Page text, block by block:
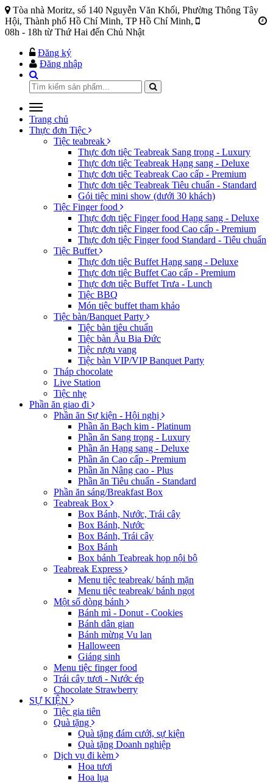
Tòa nhà Moritz, số 140 Nguyễn Văn Khối, Phường Thông Tây
Hội, Thành phố Hồ Chí Minh, TP Hồ Chí Minh,
08h - 18h từ Thứ Hai đến Chủ Nhật
Đăng ký
Đăng nhập
Trang chủ
Thực đơn Tiệc
Tiệc teabreak
Thực đơn tiệc Teabreak Sang trọng - Luxury
Thực đơn tiệc Teabreak Hạng sang - Deluxe
Thực đơn tiệc Teabreak Cao cấp - Premium
Thực đơn tiệc Teabreak Tiêu chuẩn - Standard
Gói tiệc mini show (dưới 30 khách)
Tiệc Finger food
Thực đơn tiệc Finger food Hạng sang - Deluxe
Thực đơn tiệc Finger food Cao cấp - Premium
Thực đơn tiệc Finger food Standard - Tiêu chuẩn
Tiệc Buffet
Thực đơn tiệc Buffet Hạng sang - Deluxe
Thực đơn tiệc Buffet Cao cấp - Premium
Thực đơn tiệc Buffet Trưa - Lunch
Tiệc BBQ
Món tiệc buffet tham khảo
Tiệc bàn/Banquet Party
Tiệc bàn tiêu chuẩn
Tiệc bàn Âu Bia Đức
Tiệc rượu vang
Tiệc bàn VIP/VIP Banquet Party
Tháp chocolate
Live Station
Tiệc nhẹ
Phần ăn giao đi
Phần ăn Sự kiện - Hội nghị
Phần ăn Bạch kim - Platinum
Phần ăn Sang trọng - Luxury
Phần ăn Hạng sang - Deluxe
Phần ăn Cao cấp - Premium
Phần ăn Nâng cao - Plus
Phần ăn Tiêu chuẩn - Standard
Phần ăn sáng/Breakfast Box
Teabreak Box
Box Bánh, Nước, Trái cây
Box Bánh, Nước
Box Bánh, Trái cây
Box Bánh
Box bánh Teabreak họp nội bộ
Teabreak Express
Menu tiệc teabreak/ bánh mặn
Menu tiệc teabreak/ bánh ngọt
Một số dòng bánh
Bánh mì - Donut - Cookies
Bánh dân gian
Bánh mừng Vu lan
Halloween
Giáng sinh
Menu tiệc finger food
Trái cây tươi - Nước ép
Chocolate Strawberry
SỰ KIỆN
Tiệc gia tiên
Quà tặng
Quà tặng đám cưới, sự kiện
Quà tặng Doanh nghiệp
Dịch vụ đi kèm
Hoa tươi
Hoa lụa